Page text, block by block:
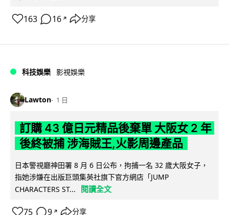
163 16 ↗ 分享
科技娛樂 影視娛樂
Lawton 1 日
訂購 43 億日元精品後棄單 大阪女 2 年
後終被捕 涉海賊王,火影周邊產品
日本警視廳神田署 8 月 6 日公布，拘捕一名 32 歲大阪女子，
指她涉嫌在出版巨頭集英社旗下官方網店「JUMP
CHARACTERS ST...
閱讀全文
75 9 ↗ 分享